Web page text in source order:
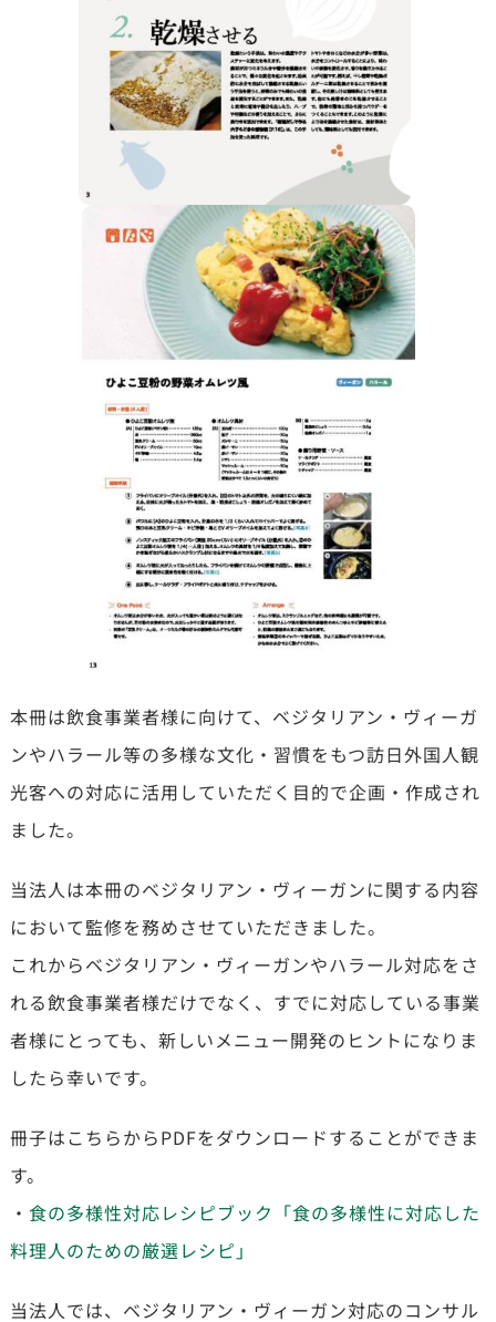
本冊は飲食事業者様に向けて、ベジタリアン・ヴィーガ
ンやハラール等の多様な文化・習慣をもつ訪日外国人観
光客への対応に活用していただく目的で企画・作成され
ました。
当法人は本冊のベジタリアン・ヴィーガンに関する内容
において監修を務めさせていただきました。
これからベジタリアン・ヴィーガンやハラール対応をさ
れる飲食事業者様だけでなく、すでに対応している事業
者様にとっても、新しいメニュー開発のヒントになりま
したら幸いです。
冊子はこちらからPDFをダウンロードすることができま
す。
・ 食の多様性対応レシピブック「食の多様性に対応した
料理人のための厳選レシピ」
当法人では、ベジタリアン・ヴィーガン対応のコンサル